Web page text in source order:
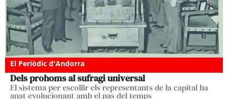
El Periòdic d'Andorra
Dels prohoms al sufragi universal
El sistema per escollir els representants de la capital ha
anat evolucionant amb el pas del temps